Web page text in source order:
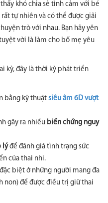
khó chia sẻ tình cảm với bé
tự nhiên và có thể được giải
trò với nhau. Bạn hãy yên
vời là làm cho bố mẹ yêu
kỳ, đây là thời kỳ phát triển
bằng kỹ thuật siêu âm 6D vượt
gây ra nhiều biến chứng nguy
lýđể đánh giá tình trạng sức
của thai nhi.
biệt ở những người mang đa
non) để được điều trị giữ thai